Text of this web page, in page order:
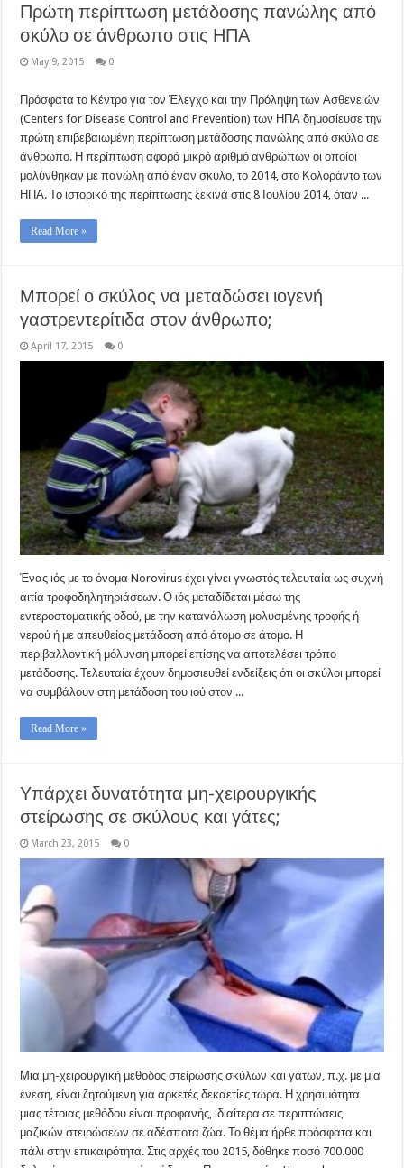
Πρώτη περίπτωση μετάδοσης πανώλης από
σκύλο σε άνθρωπο στις ΗΠΑ
May 9, 2015 0
Πρόσφατα το Κέντρο για τον Έλεγχο και την Πρόληψη των Ασθενειών
(Centers for Disease Control and Prevention) των ΗΠΑ δημοσίευσε την
πρώτη επιβεβαιωμένη περίπτωση μετάδοσης πανώλης από σκύλο σε
άνθρωπο. Η περίπτωση αφορά μικρό αριθμό ανθρώπων οι οποίοι
μολύνθηκαν με πανώλη από έναν σκύλο, το 2014, στο Κολοράντο των
ΗΠΑ. Το ιστορικό της περίπτωσης ξεκινά στις 8 Ιουλίου 2014, όταν ...
Read More »
Μπορεί ο σκύλος να μεταδώσει ιογενή
γαστρεντερίτιδα στον άνθρωπο;
April 17, 2015 0
Ένας ιός με το όνομα Norovirus έχει γίνει γνωστός τελευταία ως συχνή
αιτία τροφοδηλητηριάσεων. Ο ιός μεταδίδεται μέσω της
εντεροστοματικής οδού, με την κατανάλωση μολυσμένης τροφής ή
νερού ή με απευθείας μετάδοση από άτομο σε άτομο. Η
περιβαλλοντική μόλυνση μπορεί επίσης να αποτελέσει τρόπο
μετάδοσης. Τελευταία έχουν δημοσιευθεί ενδείξεις ότι οι σκύλοι μπορεί
να συμβάλουν στη μετάδοση του ιού στον ...
Read More »
Υπάρχει δυνατότητα μη-χειρουργικής
στείρωσης σε σκύλους και γάτες;
March 23, 2015 0
Μια μη-χειρουργική μέθοδος στείρωσης σκύλων και γάτων, π.χ. με μια
ένεση, είναι ζητούμενη για αρκετές δεκαετίες τώρα. Η χρησιμότητα
μιας τέτοιας μεθόδου είναι προφανής, ιδιαίτερα σε περιπτώσεις
μαζικών στειρώσεων σε αδέσποτα ζώα. Το θέμα ήρθε πρόσφατα και
πάλι στην επικαιρότητα. Στις αρχές του 2015, δόθηκε ποσό 700.000